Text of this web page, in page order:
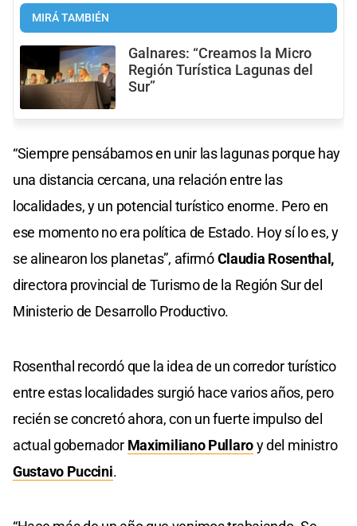
MIRÁ TAMBIÉN
Galnares: “Creamos la Micro
Región Turística Lagunas del
Sur”
“Siempre pensábamos en unir las lagunas porque hay
una distancia cercana, una relación entre las
localidades, y un potencial turístico enorme. Pero en
ese momento no era política de Estado. Hoy sí lo es, y
se alinearon los planetas”, afirmóClaudia Rosenthal,
directora provincial de Turismo de la Región Sur del
Ministerio de Desarrollo Productivo.
Rosenthal recordó que la idea de un corredor turístico
entre estas localidades surgió hace varios años, pero
recién se concretó ahora, con un fuerte impulso del
actual gobernador Maximiliano Pullaroy del ministro
Gustavo Puccini.